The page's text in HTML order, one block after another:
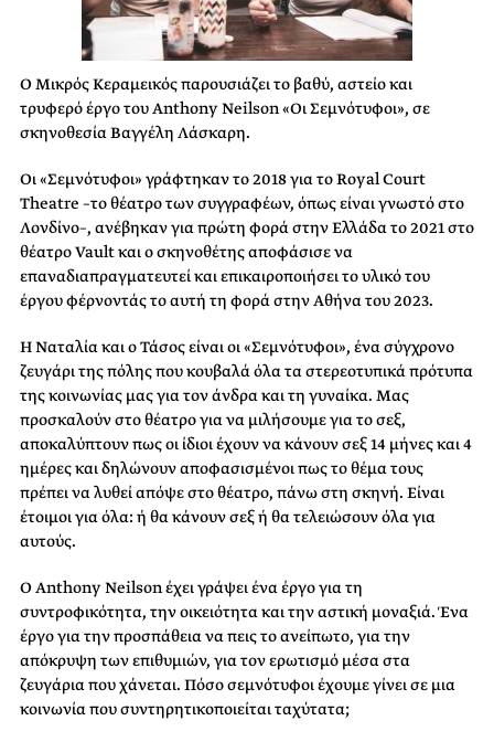
O Μικρός Κεραμεικός παρουσιάζει το βαθύ, αστείο και
τρυφερό έργο του Anthony Neilson «Οι Σεμνότυφοι», σε
σκηνοθεσία Βαγγέλη Λάσκαρη.
Οι «Σεμνότυφοι» γράφτηκαν το 2018 για το Royal Court
Theatre –το θέατρο των συγγραφέων, όπως είναι γνωστό στο
Λονδίνο–, ανέβηκαν για πρώτη φορά στην Ελλάδα το 2021 στο
θέατρο Vault και ο σκηνοθέτης αποφάσισε να
επαναδιαπραγματευτεί και επικαιροποιήσει το υλικό του
έργου φέρνοντάς το αυτή τη φορά στην Αθήνα του 2023.
Η Ναταλία και ο Τάσος είναι οι «Σεμνότυφοι», ένα σύγχρονο
ζευγάρι της πόλης που κουβαλά όλα τα στερεοτυπικά πρότυπα
της κοινωνίας μας για τον άνδρα και τη γυναίκα. Μας
προσκαλούν στο θέατρο για να μιλήσουμε για το σεξ,
αποκαλύπτουν πως οι ίδιοι έχουν να κάνουν σεξ 14 μήνες και 4
ημέρες και δηλώνουν αποφασισμένοι πως το θέμα τους
πρέπει να λυθεί απόψε στο θέατρο, πάνω στη σκηνή. Είναι
έτοιμοι για όλα: ή θα κάνουν σεξ ή θα τελειώσουν όλα για
αυτούς.
O Anthony Neilson έχει γράψει ένα έργο για τη
συντροφικότητα, την οικειότητα και την αστική μοναξιά. Ένα
έργο για την προσπάθεια να πεις το ανείπωτο, για την
απόκρυψη των επιθυμιών, για τον ερωτισμό μέσα στα
ζευγάρια που χάνεται. Πόσο σεμνότυφοι έχουμε γίνει σε μια
κοινωνία που συντηρητικοποιείται ταχύτατα;